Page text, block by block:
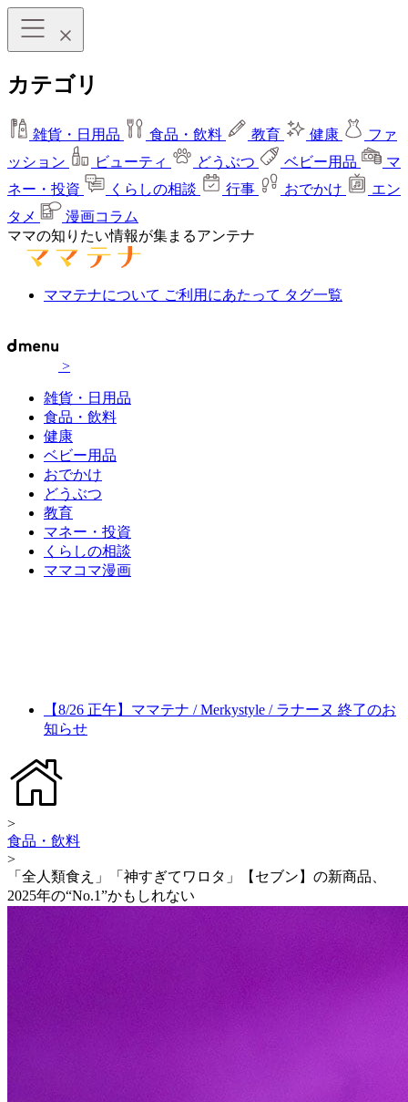
カテゴリ
雑貨・日用品 食品・飲料 教育 健康
ファ
ッション
ビューティ どうぶつ ベビー用品
マ
ネー・投資
くらしの相談 行事 おでかけ
エン
タメ
漫画コラム
ママの知りたい情報が集まるアンテナ
ママテナについて ご利用にあたって タグ一覧
>
雑貨・日用品
食品・飲料
健康
ベビー用品
おでかけ
どうぶつ
教育
マネー・投資
くらしの相談
ママコマ漫画
【8/26 正午】ママテナ / Merkystyle / ラナーヌ 終了のお
知らせ
>
食品・飲料
>
「全人類食え」「神すぎてワロタ」【セブン】の新商品、
2025年の“No.1”かもしれない